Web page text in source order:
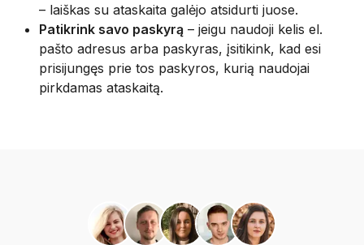
– laiškas su ataskaita galėjo atsidurti juose.
Patikrink savo paskyrą – jeigu naudoji kelis el.
pašto adresus arba paskyras, įsitikink, kad esi
prisijungęs prie tos paskyros, kurią naudojai
pirkdamas ataskaitą.